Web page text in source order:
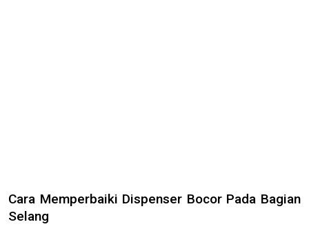
Cara Memperbaiki Dispenser Bocor Pada Bagian
Selang